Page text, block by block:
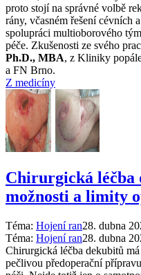
proto stojí na správné volbě
rány, včasném řešení cévních
spolupráci multioborového
péče. Zkušenosti ze svého
Ph.D., MBA, z Kliniky
a FN Brno.
Z medicíny
Chirurgická léčba
možnosti a limity
Téma: Hojení ran28. dubna
Téma: Hojení ran28. dubna
Chirurgická léčba dekubitů
pečlivou předoperační